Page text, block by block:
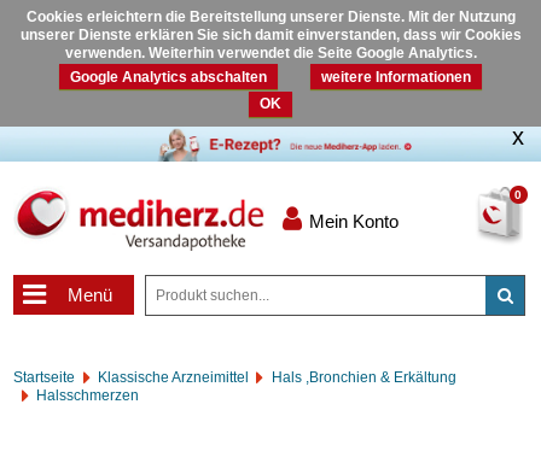
Cookies erleichtern die Bereitstellung unserer Dienste. Mit der Nutzung
unserer Dienste erklären Sie sich damit einverstanden, dass wir Cookies
verwenden. Weiterhin verwendet die Seite Google Analytics.
Google Analytics abschalten
weitere Informationen
OK
0
Mein Konto
Menü
Startseite Klassische Arzneimittel
Hals ,Bronchien & Erkältung
Halsschmerzen